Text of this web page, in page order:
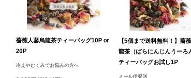
薔薇人蔘烏龍茶ティーバッグ10P or
20P
冷えやむくみでお悩みの方へ
【5個まで送料無料！】薔
龍茶（ばらにんじんうーろ
ティーバッグお試し1P
メール便発送